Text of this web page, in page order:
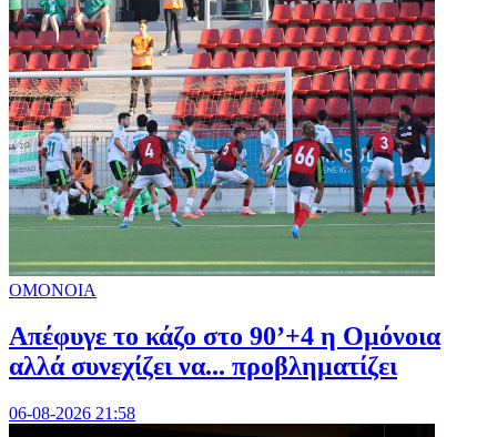
ΟΜΟΝΟΙΑ
Απέφυγε το κάζο στο 90’+4 η Ομόνοια
αλλά συνεχίζει να... προβληματίζει
06-08-2026 21:58